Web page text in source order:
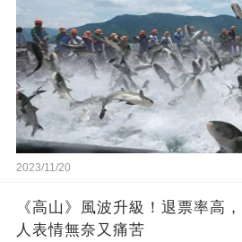
2023/11/20
《高山》風波升級！退票率高
人表情無奈又痛苦